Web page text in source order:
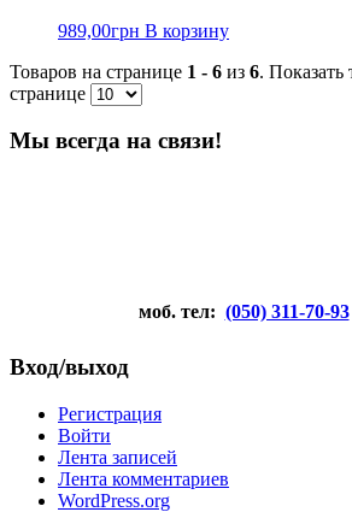
989,00грн В корзину
Товаров на странице 1 - 6 из 6. Показать
странице
Мы всегда на связи!
моб. тел: (050) 311-70-93
Вход/выход
Регистрация
Войти
Лента записей
Лента комментариев
WordPress.org